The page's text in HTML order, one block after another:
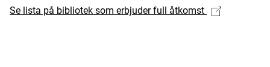
Se lista på bibliotek som erbjuder full åtkomst